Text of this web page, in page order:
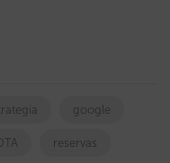
google
reservas